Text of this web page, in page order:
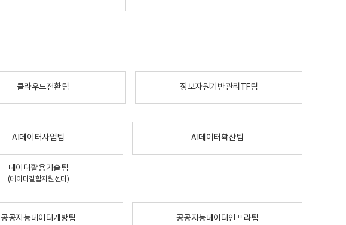
클라우드전환팀 정보자원기반관리TF팀
AI데이터사업팀 AI데이터확산팀
데이터활용기술팀
(데이터결합지원센터)
공공지능데이터개방팀 공공지능데이터인프라팀